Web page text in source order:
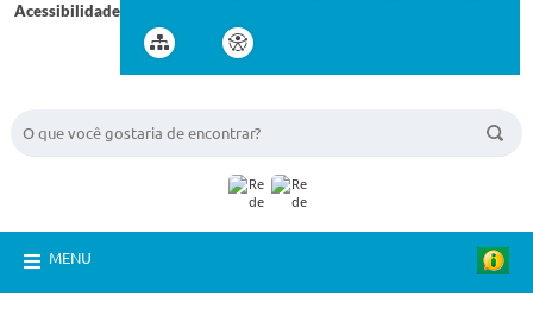
Acessibilidade
MENU